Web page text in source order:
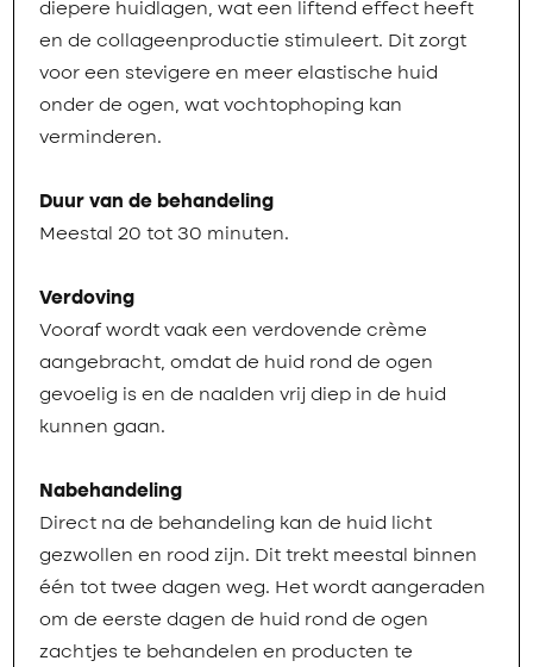
diepere huidlagen, wat een liftend effect heeft
en de collageenproductie stimuleert. Dit zorgt
voor een stevigere en meer elastische huid
onder de ogen, wat vochtophoping kan
verminderen.
Duur van de behandeling
Meestal 20 tot 30 minuten.
Verdoving
Vooraf wordt vaak een verdovende crème
aangebracht, omdat de huid rond de ogen
gevoelig is en de naalden vrij diep in de huid
kunnen gaan.
Nabehandeling
Direct na de behandeling kan de huid licht
gezwollen en rood zijn. Dit trekt meestal binnen
één tot twee dagen weg. Het wordt aangeraden
om de eerste dagen de huid rond de ogen
zachtjes te behandelen en producten te